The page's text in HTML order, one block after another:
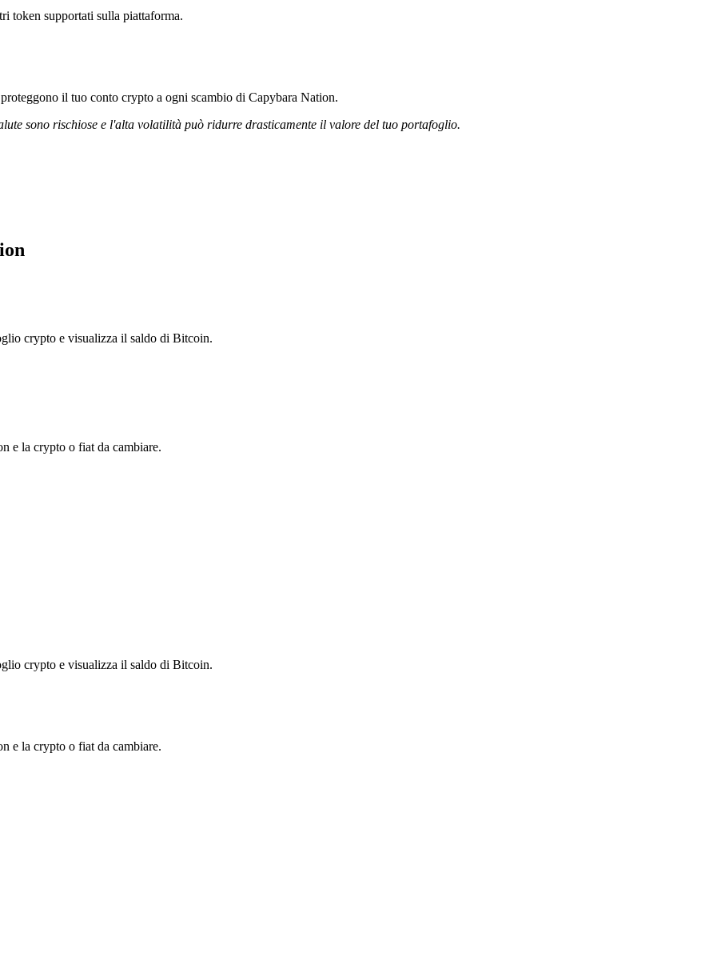
token supportati sulla piattaforma.
il tuo conto crypto a ogni scambio di Capybara Nation.
sono rischiose e l'alta volatilità può ridurre drasticamente il valore del tuo portafoglio.
crypto e visualizza il saldo di Bitcoin.
e la crypto o fiat da cambiare.
crypto e visualizza il saldo di Bitcoin.
e la crypto o fiat da cambiare.